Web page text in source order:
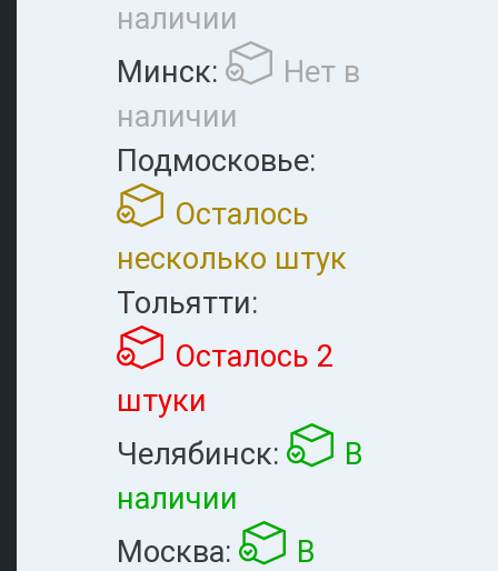
наличии
Минск:
Нет в
наличии
Подмосковье:
Осталось
несколько штук
Тольятти:
Осталось 2
штуки
Челябинск:
В
наличии
Москва:
В